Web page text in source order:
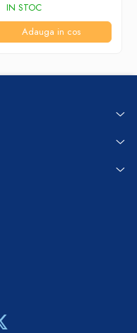
IN STOC
Adauga in cos